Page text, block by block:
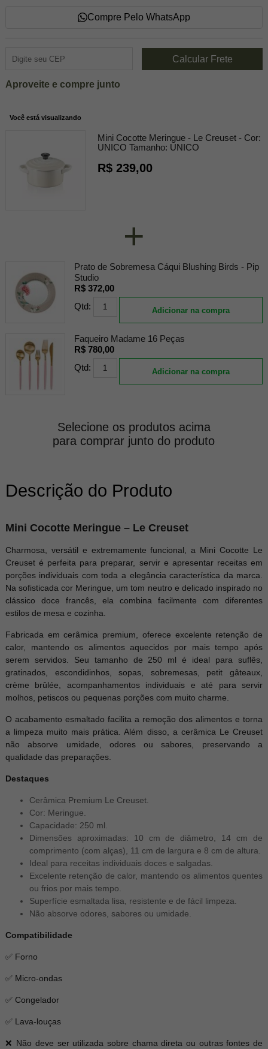
Compre Pelo WhatsApp
Aproveite e compre junto
Você está visualizando
Mini Cocotte Meringue - Le Creuset - Cor:
UNICO Tamanho: UNICO
R$ 239,00
+
Prato de Sobremesa Cáqui Blushing Birds - Pip
Studio
R$ 372,00
Qtd:
Adicionar na compra
Faqueiro Madame 16 Peças
R$ 780,00
Qtd:
Adicionar na compra
Selecione os produtos acima
para comprar junto do produto
Descrição do Produto
Mini Cocotte Meringue – Le Creuset
Charmosa, versátil e extremamente funcional, a Mini Cocotte Le
Creuset é perfeita para preparar, servir e apresentar receitas em
porções individuais com toda a elegância característica da marca.
Na sofisticada cor Meringue, um tom neutro e delicado inspirado no
clássico doce francês, ela combina facilmente com diferentes
estilos de mesa e cozinha.
Fabricada em cerâmica premium, oferece excelente retenção de
calor, mantendo os alimentos aquecidos por mais tempo após
serem servidos. Seu tamanho de 250 ml é ideal para suflês,
gratinados, escondidinhos, sopas, sobremesas, petit gâteaux,
crème brûlée, acompanhamentos individuais e até para servir
molhos, petiscos ou pequenas porções com muito charme.
O acabamento esmaltado facilita a remoção dos alimentos e torna
a limpeza muito mais prática. Além disso, a cerâmica Le Creuset
não absorve umidade, odores ou sabores, preservando a
qualidade das preparações.
Destaques
Cerâmica Premium Le Creuset.
Cor: Meringue.
Capacidade: 250 ml.
Dimensões aproximadas: 10 cm de diâmetro, 14 cm de
comprimento (com alças), 11 cm de largura e 8 cm de altura.
Ideal para receitas individuais doces e salgadas.
Excelente retenção de calor, mantendo os alimentos quentes
ou frios por mais tempo.
Superfície esmaltada lisa, resistente e de fácil limpeza.
Não absorve odores, sabores ou umidade.
Compatibilidade
✅ Forno
✅ Micro-ondas
✅ Congelador
✅ Lava-louças
❌ Não deve ser utilizada sobre chama direta ou outras fontes de